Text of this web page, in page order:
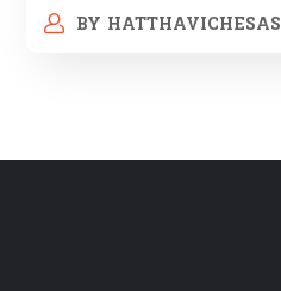
BY HATTHAVICHESAS